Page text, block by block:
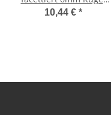
Super Qualität
10,44 € *